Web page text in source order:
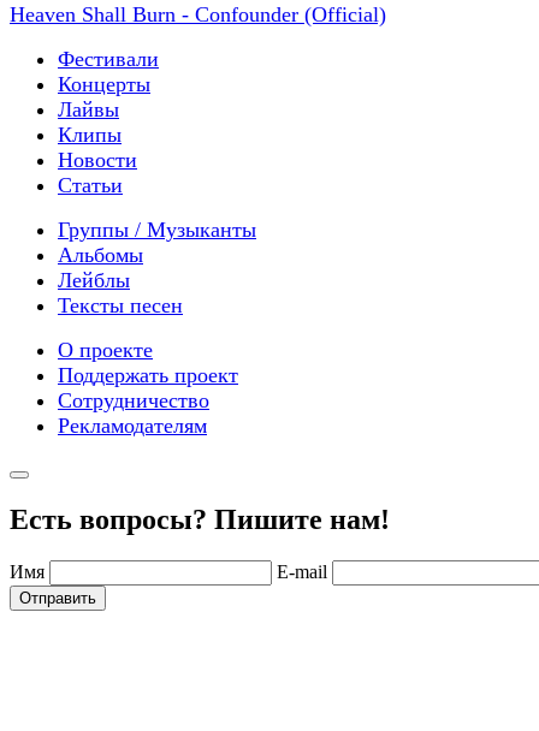
Heaven Shall Burn - Confounder (Official)
Фестивали
Концерты
Лайвы
Клипы
Новости
Статьи
Группы / Музыканты
Альбомы
Лейблы
Тексты песен
О проекте
Поддержать проект
Сотрудничество
Рекламодателям
Есть вопросы? Пишите нам!
Имя E-mail